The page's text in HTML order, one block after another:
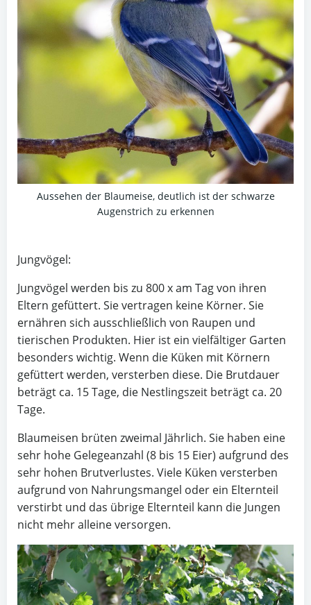
Aussehen der Blaumeise, deutlich ist der schwarze
Augenstrich zu erkennen
Jungvögel:
Jungvögel werden bis zu 800 x am Tag von ihren
Eltern gefüttert. Sie vertragen keine Körner. Sie
ernähren sich ausschließlich von Raupen und
tierischen Produkten. Hier ist ein vielfältiger Garten
besonders wichtig. Wenn die Küken mit Körnern
gefüttert werden, versterben diese. Die Brutdauer
beträgt ca. 15 Tage, die Nestlingszeit beträgt ca. 20
Tage.
Blaumeisen brüten zweimal Jährlich. Sie haben eine
sehr hohe Gelegeanzahl (8 bis 15 Eier) aufgrund des
sehr hohen Brutverlustes. Viele Küken versterben
aufgrund von Nahrungsmangel oder ein Elternteil
verstirbt und das übrige Elternteil kann die Jungen
nicht mehr alleine versorgen.